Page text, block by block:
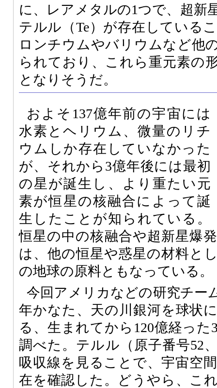
に、レアメタルの1つで、超新
テルル（Te）が存在している
ロンチウムやバリウムなど他
られており、これら重元素の
となりそうだ。
およそ137億年前の宇宙には
水素とヘリウム、微量のリチ
ウムしか存在していなかった
が、それから3億年後には最初
の星が誕生し、より重たい元
素が恒星の核融合によって誕
生したことが知られている。
恒星の中の核融合や超新星爆
は、他の恒星や惑星の材料と
の地球の原料ともなっている。
今回アメリカなどの研究チー
年かなた、天の川銀河を球状
る、生まれてから120億経っ
調べた。テルル（原子番号52
吸収線を見ることで、宇宙空
在を確認した。どうやら、こ